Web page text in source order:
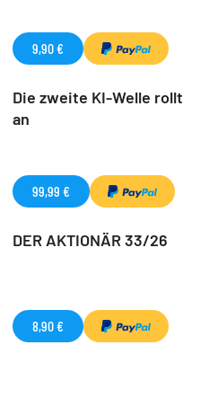
9,90 €
Die zweite KI-Welle rollt
an
99,99 €
DER AKTIONÄR 33/26
8,90 €